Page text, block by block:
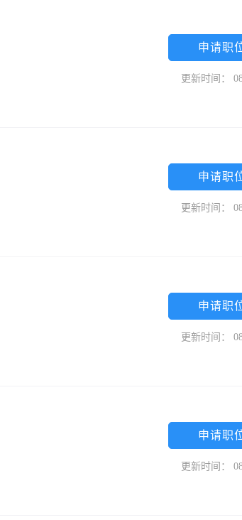
申请职
更新时间：
申请职
更新时间：
申请职
更新时间：
申请职
更新时间：